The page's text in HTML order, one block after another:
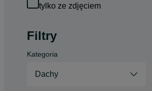
tylko ze zdjęciem
Filtry
Kategoria
Dachy